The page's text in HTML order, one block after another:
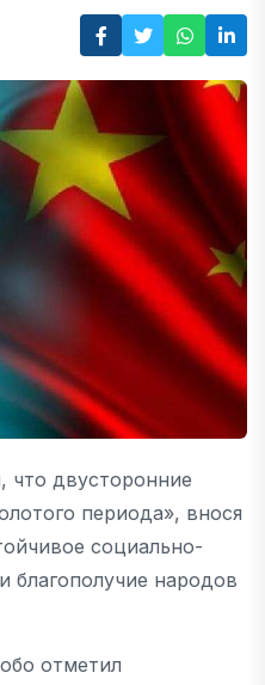
что двусторонние
периода», внося
социально-
благополучие народов
отметил